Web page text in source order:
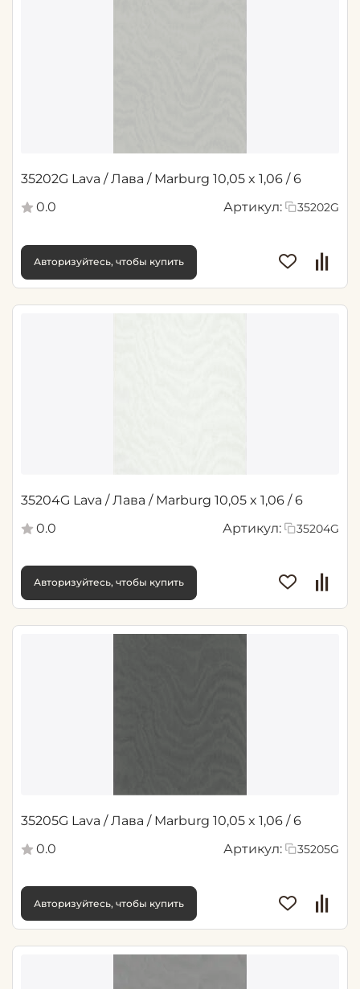
35202G Lava / Лава / Marburg 10,05 x 1,06 / 6
0.0
Артикул: 35202G
Авторизуйтесь, чтобы купить
35204G Lava / Лава / Marburg 10,05 x 1,06 / 6
0.0
Артикул: 35204G
Авторизуйтесь, чтобы купить
35205G Lava / Лава / Marburg 10,05 x 1,06 / 6
0.0
Артикул: 35205G
Авторизуйтесь, чтобы купить